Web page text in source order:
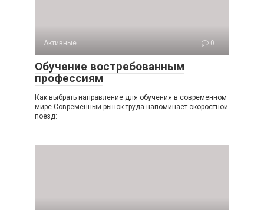
Активные 0
Обучение востребованным
профессиям
Как выбрать направление для обучения в современном
мире Современный рынок труда напоминает скоростной
поезд: